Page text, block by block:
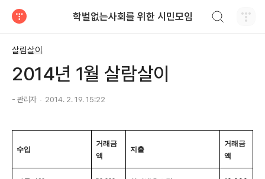
학벌없는사회를 위한 시민모임
살림살이
2014년 1월 살람살이
- 관리자 2014. 2. 19. 15:22
수입
거래금
액
지출
거래금
액